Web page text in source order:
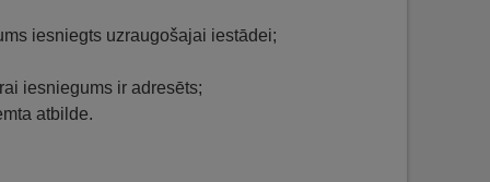
iesniegts uzraugošajai iestādei;
iesniegums ir adresēts;
atbilde.